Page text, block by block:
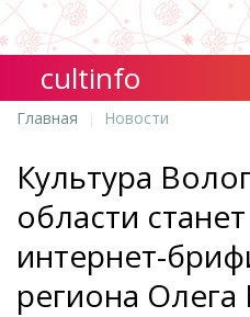
cultinfo
Главная Новости
Культура
области
интернет-
региона